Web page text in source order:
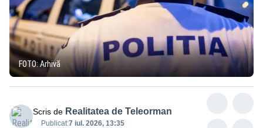
FOTO: Arhivă
Scris de Realitatea de Teleorman
Publicat:7 iul. 2026, 13:35